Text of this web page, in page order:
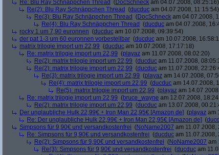
Re: Blu Ray Schnäppchen Thread (DocSchneck am 04.07.2008, 08:25:16)
Re(2): Blu Ray Schnäppchen Thread (ducduc am 04.07.2008, 11:15:54)
Re(3): Blu Ray Schnäppchen Thread (DocSchneck am 04.07.2008,
Re(4): Blu Ray Schnäppchen Thread (ducduc am 04.07.2008,
rocky 1 um 7,90 euronnen (ducduc am 10.07.2008, 09:39:54)
der pat 1-3 um 60 euronnen vorbestellbar (ducduc am 10.07.2008,
matrix trilogie import um 22,99 (ducduc am 10.07.2008, 17:17:18)
Re: matrix trilogie import um 22,99 (playaz am 11.07.2008, 08:02:20)
Re(2): matrix trilogie import um 22,99 (ducduc am 11.07.2008,
Re(2): matrix trilogie import um 22,99 (ducduc am 11.07.2008,
Re(3): matrix trilogie import um 22,99 (playaz am 14.07.2008,
Re(4): matrix trilogie import um 22,99 (ducduc am 14.07.2008,
Re(5): matrix trilogie import um 22,99 (playaz am
Re: matrix trilogie import um 22,99 (bruce_wayne am 12.07.2008,
Re(2): matrix trilogie import um 22,99 (ducduc am 13.07.2008,
Der unglaubliche Hulk 22,99€ + Iron Man 22,95€ [Amazon.de] (playaz am
Re: Der unglaubliche Hulk 22,99€ + Iron Man 22,95€ [Amazon.de] (
Simpsons für 9,90€ und versandkostenfrei (NoName2007 am 11.07.2008,
Re: Simpsons für 9,90€ und versandkostenfrei (ducduc am 11.07.2008,
Re(2): Simpsons für 9,90€ und versandkostenfrei (NoName2007 am
Re(3): Simpsons für 9,90€ und versandkostenfrei (ducduc am